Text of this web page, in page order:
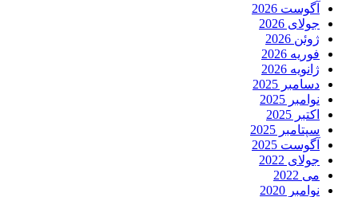
آگوست 2026
جولای 2026
ژوئن 2026
فوریه 2026
ژانویه 2026
دسامبر 2025
نوامبر 2025
اکتبر 2025
سپتامبر 2025
آگوست 2025
جولای 2022
می 2022
نوامبر 2020